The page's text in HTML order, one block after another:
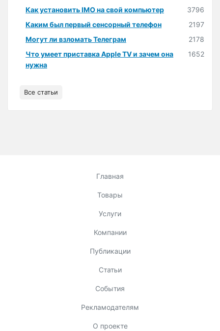
Как установить IMO на свой компьютер
3796
Каким был первый сенсорный телефон
2197
Могут ли взломать Телеграм
2178
Что умеет приставка Apple TV и зачем она
нужна
1652
Все статьи
Главная
Товары
Услуги
Компании
Публикации
Статьи
События
Рекламодателям
О проекте